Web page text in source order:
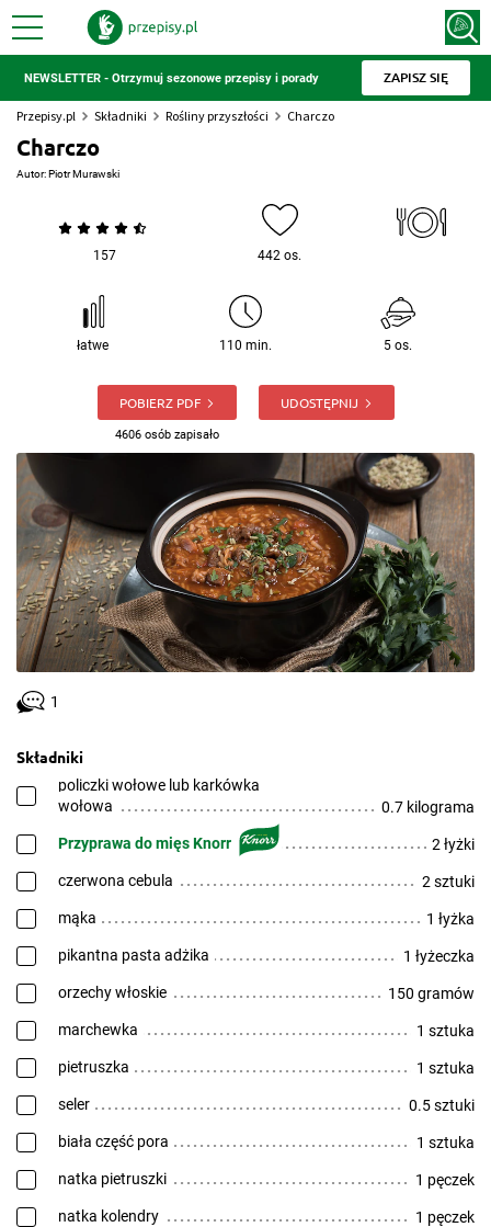
NEWSLETTER - Otrzymuj sezonowe przepisy i porady ZAPISZ SIĘ
Przepisy.pl Składniki Rośliny przyszłości Charczo
Charczo
Autor:Piotr Murawski
157 442 os.
łatwe 110 min. 5 os.
POBIERZ PDF
4606 osób zapisało
UDOSTĘPNIJ
1
Składniki
policzki wołowe lub karkówka
wołowa
0.7 kilograma
Przyprawa do mięs Knorr 2 łyżki
czerwona cebula 2 sztuki
mąka 1 łyżka
pikantna pasta adżika 1 łyżeczka
orzechy włoskie 150 gramów
marchewka 1 sztuka
pietruszka 1 sztuka
seler 0.5 sztuki
biała część pora 1 sztuka
natka pietruszki 1 pęczek
natka kolendry 1 pęczek